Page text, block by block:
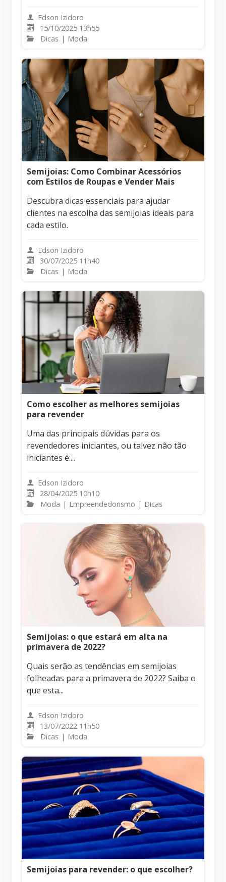
Edson Izidoro
15/10/2025 13h55
Dicas | Moda
Semijoias: Como Combinar Acessórios
com Estilos de Roupas e Vender Mais
Descubra dicas essenciais para ajudar
clientes na escolha das semijoias ideais para
cada estilo.
Edson Izidoro
30/07/2025 11h40
Dicas | Moda
Como escolher as melhores semijoias
para revender
Uma das principais dúvidas para os
revendedores iniciantes, ou talvez não tão
iniciantes é:...
Edson Izidoro
28/04/2025 10h10
Moda | Empreendedorismo | Dicas
Semijoias: o que estará em alta na
primavera de 2022?
Quais serão as tendências em semijoias
folheadas para a primavera de 2022? Saiba o
que esta...
Edson Izidoro
13/07/2022 11h50
Dicas | Moda
Semijoias para revender: o que escolher?